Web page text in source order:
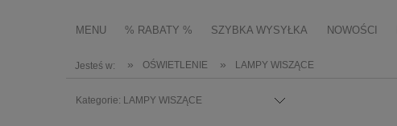
MENU % RABATY % SZYBKA WYSYŁKA NOWOŚCI
Jesteś w: » OŚWIETLENIE » LAMPY WISZĄCE
Kategorie: LAMPY WISZĄCE